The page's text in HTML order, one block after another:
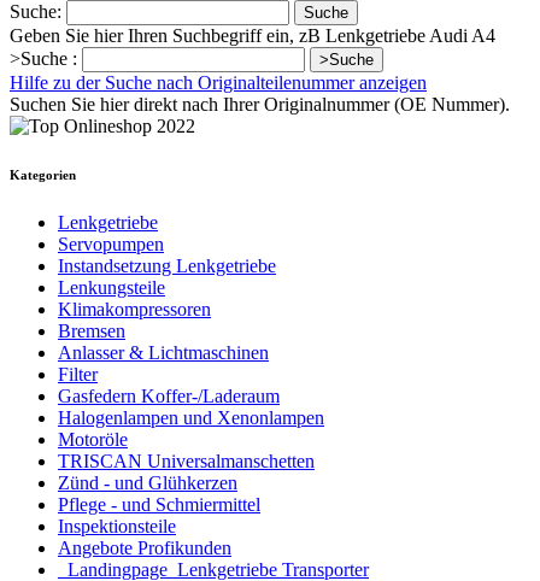
Suche: Suche
Geben Sie hier Ihren Suchbegriff ein, zB Lenkgetriebe Audi A4
>Suche :
>Suche
Hilfe zu der Suche nach Originalteilenummer anzeigen
Suchen Sie hier direkt nach Ihrer Originalnummer (OE Nummer).
Kategorien
Lenkgetriebe
Servopumpen
Instandsetzung Lenkgetriebe
Lenkungsteile
Klimakompressoren
Bremsen
Anlasser & Lichtmaschinen
Filter
Gasfedern Koffer-/Laderaum
Halogenlampen und Xenonlampen
Motoröle
TRISCAN Universalmanschetten
Zünd - und Glühkerzen
Pflege - und Schmiermittel
Inspektionsteile
Angebote Profikunden
_Landingpage_Lenkgetriebe Transporter